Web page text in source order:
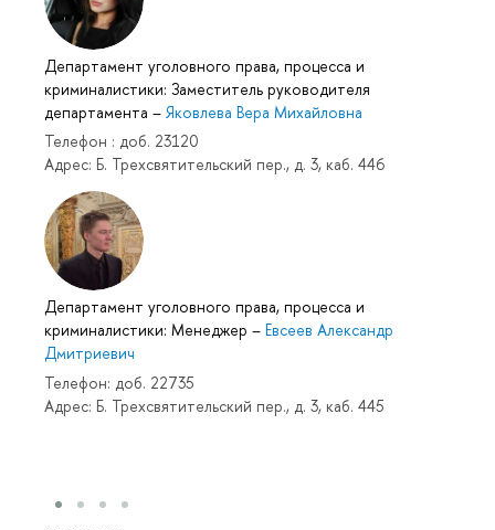
Департамент уголовного права, процесса и
криминалистики: Заместитель руководителя
департамента – Яковлева Вера Михайловна
Телефон : доб. 23120
Адрес: Б. Трехсвятительский пер., д. 3, каб. 446
Департамент уголовного права, процесса и
криминалистики: Менеджер – Евсеев Александр
Дмитриевич
Телефон: доб. 22735
Адрес: Б. Трехсвятительский пер., д. 3, каб. 445